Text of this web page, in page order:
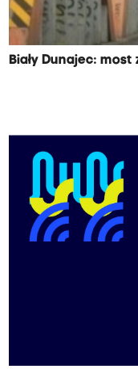
Biały Dunajec: